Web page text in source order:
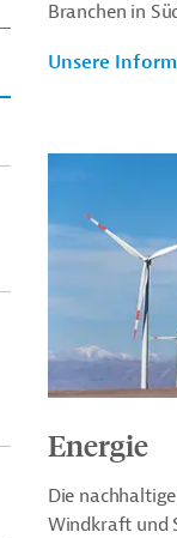
Branchen in
Unsere
Energie
Die
Windkraft und